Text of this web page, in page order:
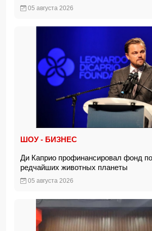
05 августа 2026
ШОУ - БИЗНЕС
Ди Каприо профинансировал фонд
редчайших животных планеты
05 августа 2026